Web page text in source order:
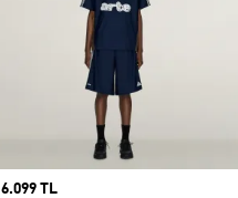
Price
6.099 TL